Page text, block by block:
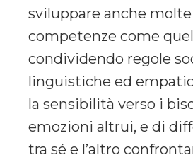
sviluppare anche
competenze come
condividendo regole
linguistiche ed
la sensibilità verso i
emozioni altrui, e di
tra sé e l’altro